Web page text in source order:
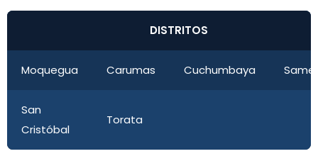
DISTRITOS
Moquegua Carumas Cuchumbaya
San
Cristóbal
Torata